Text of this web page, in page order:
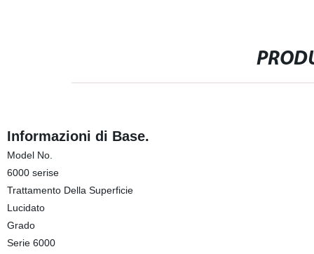
Informazioni di Base.
Model No.
6000 serise
Trattamento Della Superficie
Lucidato
Grado
Serie 6000